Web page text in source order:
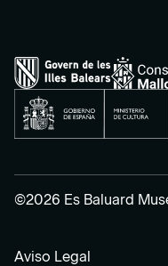
©2026 Es Baluard
Aviso Legal